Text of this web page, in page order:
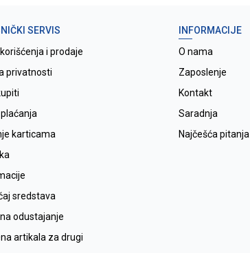
SERVIS
i prodaje
privatnosti
karticama
sredstava
odustajanje
artikala za drugi
INFORMACIJE
O nama
Zaposlenje
Kontakt
Saradnja
Najčešća pitanja